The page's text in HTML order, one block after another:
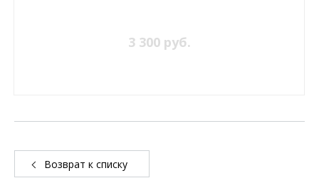
3 300 руб.
Возврат к списку